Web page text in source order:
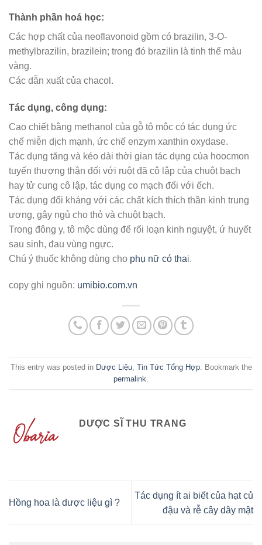
Thành phần hoá học:
Các hợp chất của neoflavonoid gồm có brazilin, 3-O-
methylbrazilin, brazilein; trong đó brazilin là tinh thể màu
vàng.
Các dẫn xuất của chacol.
Tác dụng, công dụng:
Cao chiết bằng methanol của gỗ tô mộc có tác dụng ức
chế miễn dịch mạnh, ức chế enzym xanthin oxydase.
Tác dụng tăng và kéo dài thời gian tác dụng của hoocmon
tuyến thượng thận đối với ruột đã cô lập của chuột bạch
hay tử cung cô lập, tác dụng co mạch đối với ếch.
Tác dụng đối kháng với các chất kích thích thần kinh trung
ương, gây ngủ cho thỏ và chuột bạch.
Trong đông y, tô mộc dùng để rối loạn kinh nguyệt, ứ huyết
sau sinh, đau vùng ngực.
Chú ý thuốc không dùng cho phụ nữ có thai.
copy ghi nguồn: umibio.com.vn
This entry was posted in Dược Liệu, Tin Tức Tổng Hợp. Bookmark the
permalink
DƯỢC SĨ THU TRANG
Hồng hoa là dược liệu gì ?
Tác dụng ít ai biết của hạt củ
đậu và rễ cây dây mật